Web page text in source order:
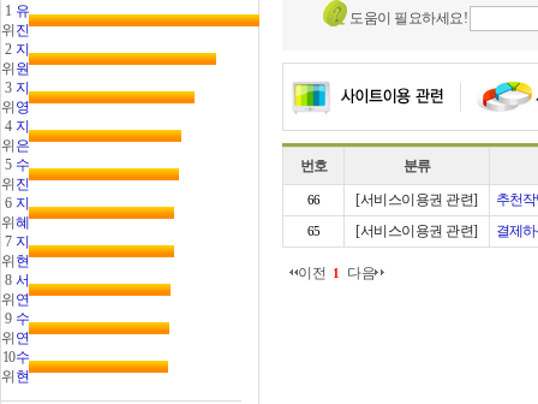
1
위
유
진
2
위
지
원
3
위
지
영
4
위
지
은
5
위
수
진
6
위
지
혜
7
위
지
현
8
위
서
연
9
위
수
연
10
위
수
현
도움이 필요하세요!
번호 분류
66 [서비스이용권 관련] 추천
65 [서비스이용권 관련] 결제
이전 1 다음